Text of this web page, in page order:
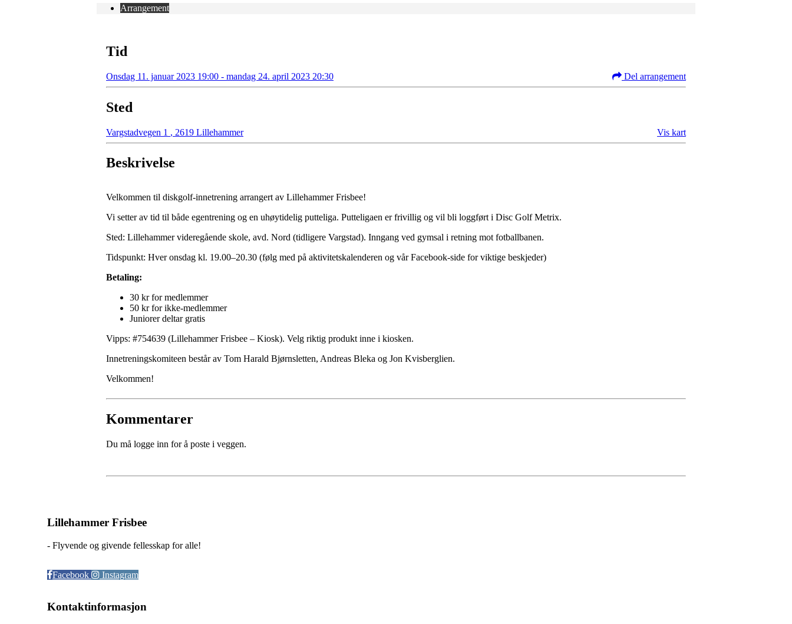
Arrangement
Tid
Onsdag 11. januar 2023 19:00 - mandag 24. april 2023 20:30 Del arrangement
Sted
Vargstadvegen 1 , 2619 Lillehammer Vis kart
Beskrivelse
Velkommen til diskgolf-innetrening arrangert av Lillehammer Frisbee!
Vi setter av tid til både egentrening og en uhøytidelig putteliga. Putteligaen er frivillig og vil bli loggført i Disc Golf Metrix.
Sted: Lillehammer videregående skole, avd. Nord (tidligere Vargstad). Inngang ved gymsal i retning mot fotballbanen.
Tidspunkt: Hver onsdag kl. 19.00–20.30 (følg med på aktivitetskalenderen og vår Facebook-side for viktige beskjeder)
Betaling:
30 kr for medlemmer
50 kr for ikke-medlemmer
Juniorer deltar gratis
Vipps: #754639 (Lillehammer Frisbee – Kiosk). Velg riktig produkt inne i kiosken.
Innetreningskomiteen består av Tom Harald Bjørnsletten, Andreas Bleka og Jon Kvisberglien.
Velkommen!
Kommentarer
Du må logge inn for å poste i veggen.
Lillehammer Frisbee
- Flyvende og givende fellesskap for alle!
Facebook Instagram
Kontaktinformasjon